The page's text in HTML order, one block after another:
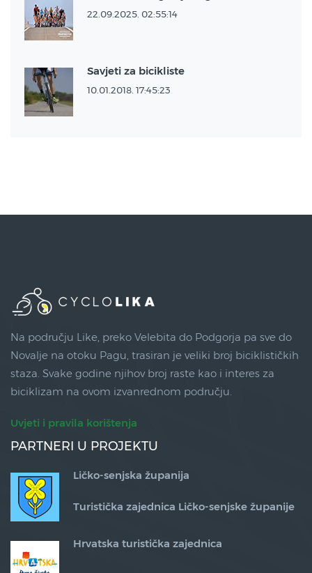
22.09.2025. 02:55:14
Savjeti za bicikliste
10.01.2018. 17:45:23
Na području Like, preko Velebita do Podgorja pa sve do
Novalje na otoku Pagu, trasiran je veliki broj biciklističkih
staza. Svake godine njihov broj raste kao i interes za
biciklizam na ovom izvanrednom području.
Uvjeti i pravila korištenja
PARTNERI U PROJEKTU
Ličko-senjska županija
Turistička zajednica Ličko-senjske županije
Hrvatska turistička zajednica